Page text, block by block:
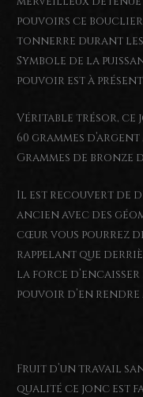
pouvoirs ce
tonnerre durant
Symbole de la
pouvoir est à
Véritable trésor, ce
60 grammes d’argent
Grammes de
Il est recouvert de
ancien avec des
cœur vous pourrez
rappelant que
la force d’encaisser
pouvoir d’en
Fruit d’un travail
qualité ce jonc est